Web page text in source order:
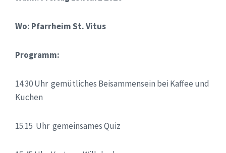
Wo: Pfarrheim St. Vitus
Programm:
14.30 Uhr gemütliches Beisammensein bei Kaffee und
Kuchen
15.15 Uhr gemeinsames Quiz